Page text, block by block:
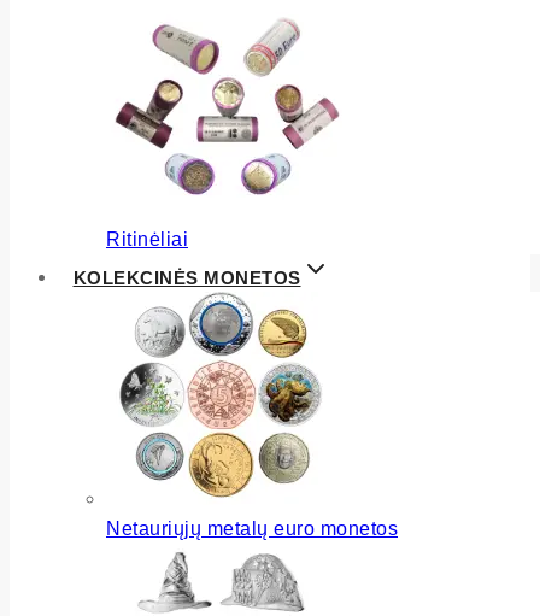
Ritinėliai
KOLEKCINĖS MONETOS
Netauriųjų metalų euro monetos